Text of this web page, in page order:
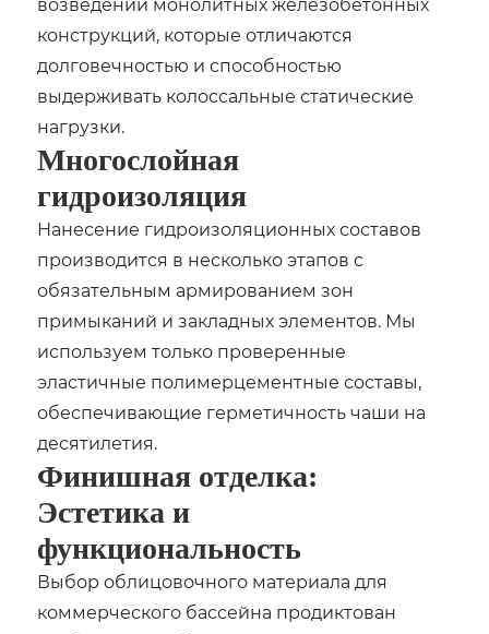
конструкций‚ которые отличаются
долговечностью и способностью
выдерживать колоссальные статические
нагрузки.
Многослойная
гидроизоляция
Нанесение гидроизоляционных составов
производится в несколько этапов с
обязательным армированием зон
примыканий и закладных элементов. Мы
используем только проверенные
эластичные полимерцементные составы‚
обеспечивающие герметичность чаши на
десятилетия.
Финишная отделка:
Эстетика и
функциональность
Выбор облицовочного материала для
коммерческого бассейна продиктован